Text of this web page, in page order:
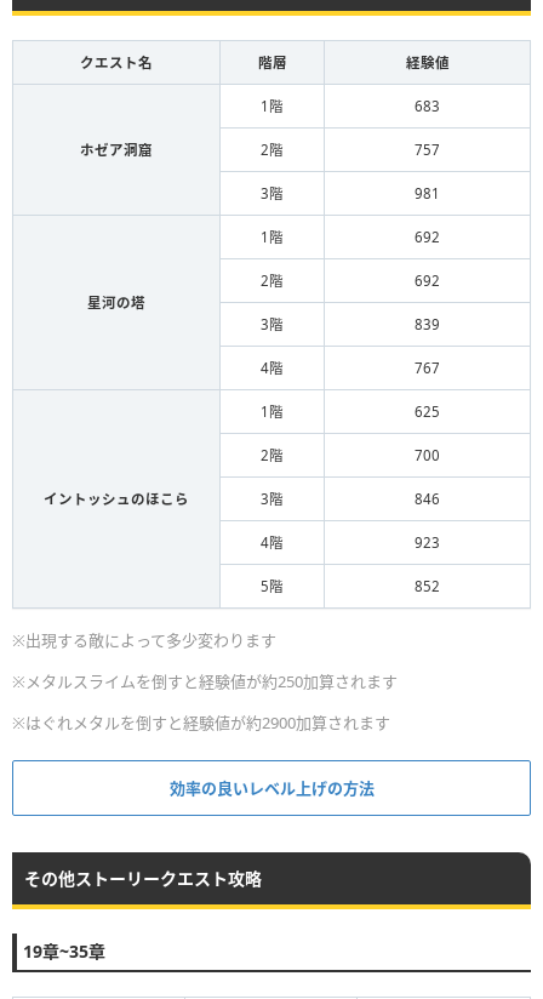
キラートーチ
ドラゴンゾンビ
ゾンビ
アクバー
あくま
クエスト名 階層 経験値
ホゼア洞窟
1階 683
2階 757
3階 981
星河の塔
1階 692
2階 692
3階 839
4階 767
イントッシュのほこら
1階 625
2階 700
3階 846
4階 923
5階 852
※出現する敵によって多少変わります
※メタルスライムを倒すと経験値が約250加算されます
※はぐれメタルを倒すと経験値が約2900加算されます
効率の良いレベル上げの方法
その他ストーリークエスト攻略
19章~35章